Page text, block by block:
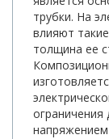
трубки. На
влияют
толщина ее
ограничения